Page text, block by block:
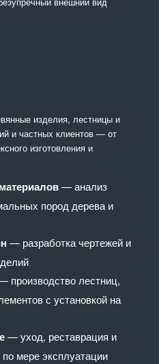
изделия, лестницы и
и частных клиентов — от
изготовления и
— анализ
пород дерева и
— разработка чертежей и
производство лестниц,
с установкой на
— уход, реставрация и
мере эксплуатации